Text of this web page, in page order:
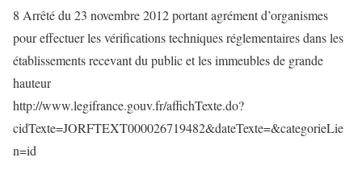
8 Arrêté du 23 novembre 2012 portant agrément d’organismes
pour effectuer les vérifications techniques réglementaires dans les
établissements recevant du public et les immeubles de grande
hauteur
http://www.legifrance.gouv.fr/affichTexte.do?
cidTexte=JORFTEXT000026719482&dateTexte=&categorieLie
n=id